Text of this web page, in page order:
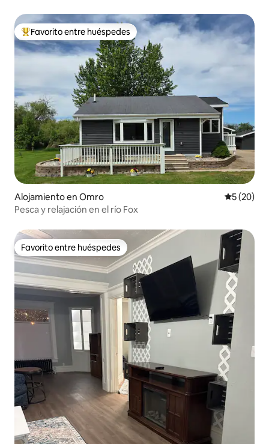
Favorito entre huéspedes preferido
Favorito entre huéspedes
Alojamiento en Omro
5 (20)
Pesca y relajación en el río Fox
Favorito entre huéspedes
Favorito entre huéspedes